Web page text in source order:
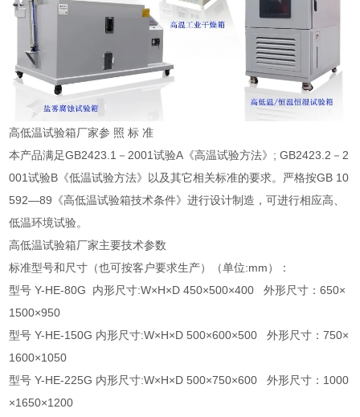
高低温试验箱厂家参 照 标 准
本产品满足GB2423.1－2001试验A《高温试验方法》; GB2423.2－2
001试验B《低温试验方法》以及其它相关标准的要求。严格按GB 10
592—89《高低温试验箱技术条件》进行设计制造，可进行相应高、
低温环境试验。
高低温试验箱厂家主要技术参数
标准型号和尺寸（也可按客户要求生产）（单位:mm）：
型号 Y-HE-80G 内形尺寸:W×H×D 450×500×400 外形尺寸：650×
1500×950
型号 Y-HE-150G 内形尺寸:W×H×D 500×600×500 外形尺寸：750×
1600×1050
型号 Y-HE-225G 内形尺寸:W×H×D 500×750×600 外形尺寸：1000
×1650×1200